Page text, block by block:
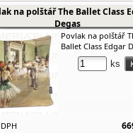
na polštář The Ballet Class
Degas
Povlak na polštář
Ballet Class Edgar
ks